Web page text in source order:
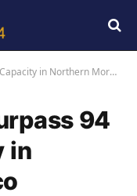
in Northern Morocco
94
in